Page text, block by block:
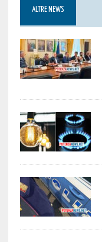
ALTRE NEWS